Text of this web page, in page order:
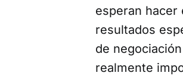
esperan hacer
resultados
de
realmente